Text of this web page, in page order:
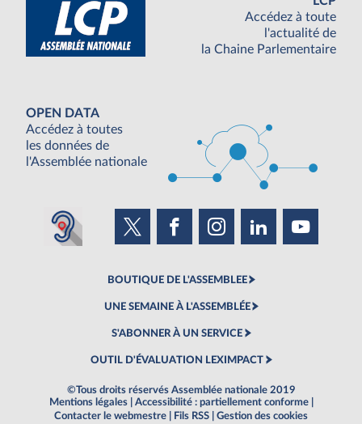
Accédez à toute
l'actualité de
la Chaine Parlementaire
OPEN DATA
Accédez à toutes
les données de
l'Assemblée nationale
BOUTIQUE DE L'ASSEMBLEE
UNE SEMAINE À L'ASSEMBLÉE
S'ABONNER À UN SERVICE
OUTIL D'ÉVALUATION LEXIMPACT
©Tous droits réservés Assemblée nationale 2019
Mentions légales
Accessibilité : partiellement conforme
Contacter le webmestre
Fils RSS Gestion des cookies